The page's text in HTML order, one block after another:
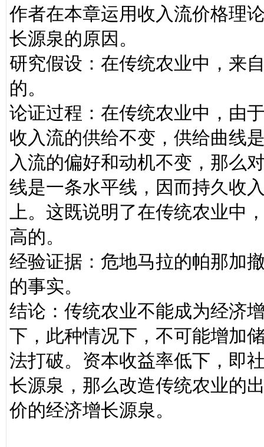
作者在本章运用收入流价格理
长源泉的原因。
研究假设：在传统农业中，来
的。
论证过程：在传统农业中，由
收入流的供给不变，供给曲线
入流的偏好和动机不变，那么
线是一条水平线，因而持久收
上。这既说明了在传统农业中
高的。
经验证据：危地马拉的帕那加
的事实。
结论：传统农业不能成为经济
下，此种情况下，不可能增加
法打破。资本收益率低下，即
长源泉，那么改造传统农业的
价的经济增长源泉。